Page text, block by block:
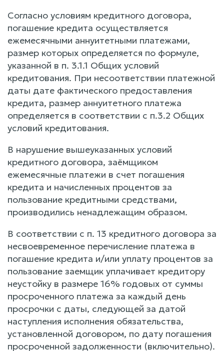
Согласно условиям кредитного договора,
погашение кредита осуществляется
ежемесячными аннуитетными платежами,
размер которых определяется по формуле,
указанной в п. 3.1.1 Общих условий
кредитования. При несоответствии платежной
даты дате фактического предоставления
кредита, размер аннуитетного платежа
определяется в соответствии с п.3.2 Общих
условий кредитования.
В нарушение вышеуказанных условий
кредитного договора, заёмщиком
ежемесячные платежи в счет погашения
кредита и начисленных процентов за
пользование кредитными средствами,
производились ненадлежащим образом.
В соответствии с п. 13 кредитного договора за
несвоевременное перечисление платежа в
погашение кредита и/или уплату процентов за
пользование заемщик уплачивает кредитору
неустойку в размере 16% годовых от суммы
просроченного платежа за каждый день
просрочки с даты, следующей за датой
наступления исполнения обязательства,
установленной договором, по дату погашения
просроченной задолженности (включительно).